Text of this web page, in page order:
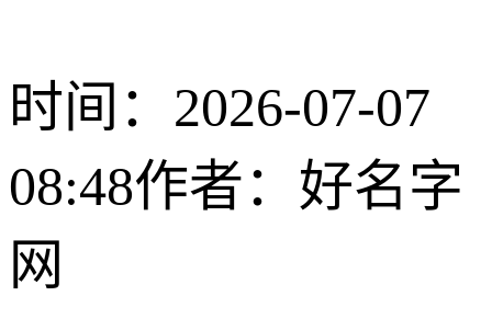
时间：2026-07-07
08:48作者：好名字
网